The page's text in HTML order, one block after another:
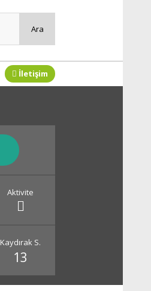
İletişim
Aktivite
Kaydırak S.
13